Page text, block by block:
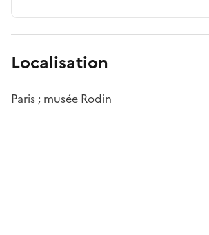
Localisation
Paris ; musée Rodin